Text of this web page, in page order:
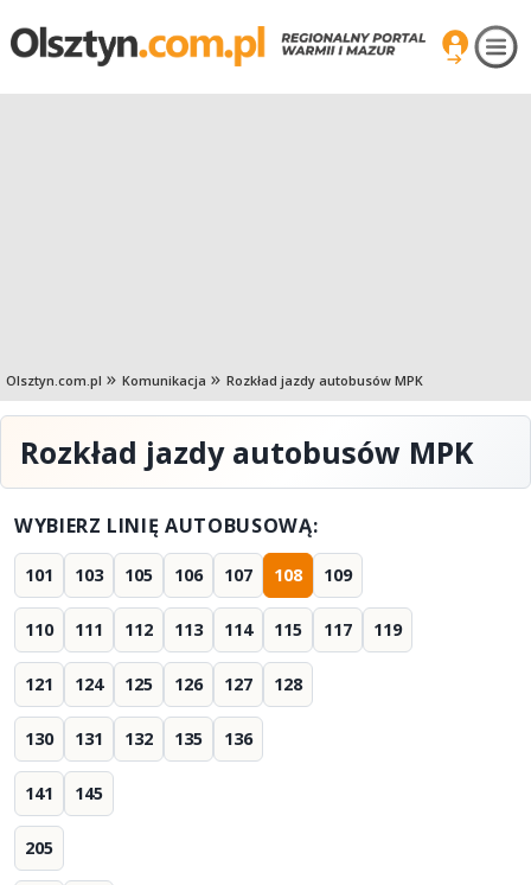
Olsztyn.com.pl Komunikacja Rozkład jazdy autobusów MPK
Rozkład jazdy autobusów MPK
WYBIERZ LINIĘ AUTOBUSOWĄ:
101 103 105 106 107 108 109
110 111 112 113 114 115 117 119
121 124 125 126 127 128
130 131 132 135 136
141 145
205